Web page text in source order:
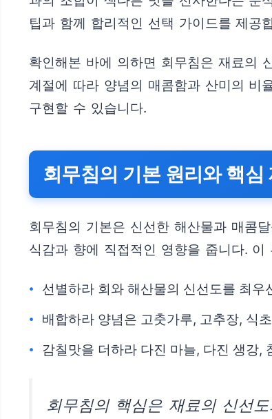
팁과 함께 합리적인 선택 가이드를 제공
확인해본 바에 의하면 회무침은 재료의
계절에 따라 양념의 매콤함과 산미의 비
구현할 수 있습니다.
회무침의 기본 원리와 핵심
회무침의 기본은 신선한 해산물과 매콤
식감과 향에 직접적인 영향을 줍니다.
선별하라 회와 해산물의 신선도를 최
배합하라 양념은 고춧가루, 고추장, 식
감칠맛을 더하라 다진 마늘, 다진 생강,
회무침의 핵심은 재료의 신선